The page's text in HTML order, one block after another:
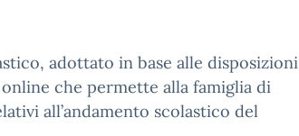
adottato in base alle disposizioni
che permette alla famiglia di
all’andamento scolastico del